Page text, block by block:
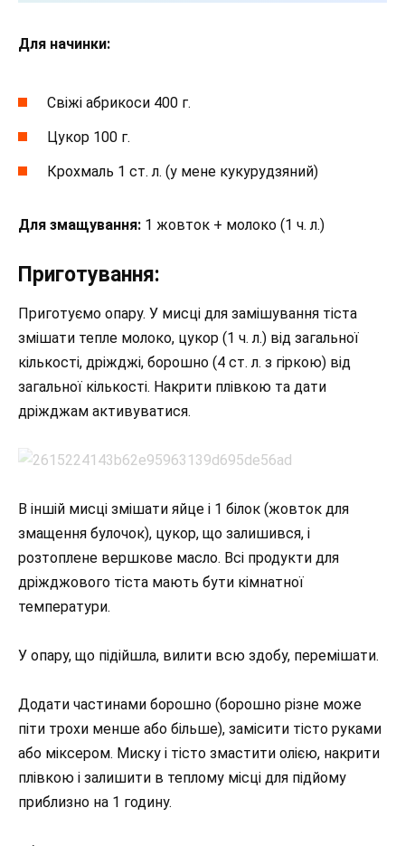
Для начинки:
Свіжі абрикоси 400 г.
Цукор 100 г.
Крохмаль 1 ст. л. (у мене кукурудзяний)
Для змащування: 1 жовток + молоко (1 ч. л.)
Приготування:
Приготуємо опару. У мисці для замішування тіста
змішати тепле молоко, цукор (1 ч. л.) від загальної
кількості, дріжджі, борошно (4 ст. л. з гіркою) від
загальної кількості. Накрити плівкою та дати
дріжджам активуватися.
В іншій мисці змішати яйце і 1 білок (жовток для
змащення булочок), цукор, що залишився, і
розтоплене вершкове масло. Всі продукти для
дріжджового тіста мають бути кімнатної
температури.
У опару, що підійшла, вилити всю здобу, перемішати.
Додати частинами борошно (борошно різне може
піти трохи менше або більше), замісити тісто руками
або міксером. Миску і тісто змастити олією, накрити
плівкою і залишити в теплому місці для підйому
приблизно на 1 годину.